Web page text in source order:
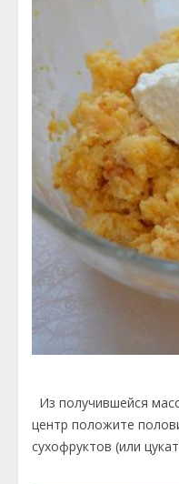
Из получившейся
центр положите
сухофруктов (или